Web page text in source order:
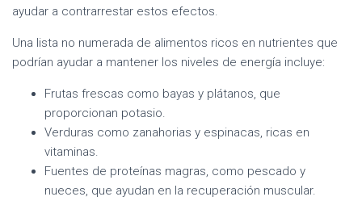
ayudar a contrarrestar estos efectos.
Una lista no numerada de alimentos ricos en nutrientes que
podrían ayudar a mantener los niveles de energía incluye:
Frutas frescas como bayas y plátanos, que
proporcionan potasio.
Verduras como zanahorias y espinacas, ricas en
vitaminas.
Fuentes de proteínas magras, como pescado y
nueces, que ayudan en la recuperación muscular.